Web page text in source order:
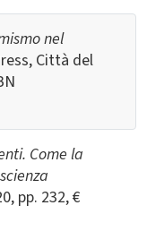
nel
Città del
Come la
pp. 232, €